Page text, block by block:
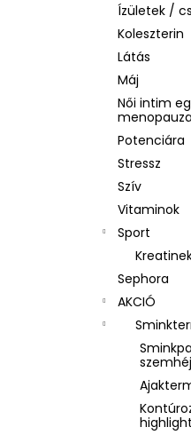
Ízületek /
Koleszterin
Látás
Máj
Női intim
menopauza
Potenciára
Stressz
Szív
Vitaminok
Sport
Sephora
AKCIÓ